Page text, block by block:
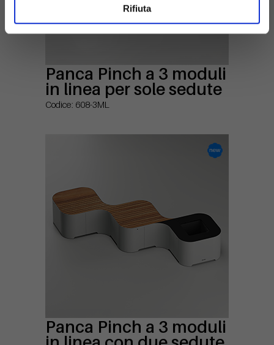
Rifiuta
Panca Pinch a 3 moduli
in linea per sole sedute
Codice: 608-3ML
Panca Pinch a 3 moduli